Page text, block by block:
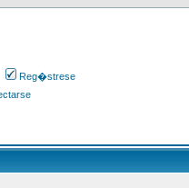
Reg�strese